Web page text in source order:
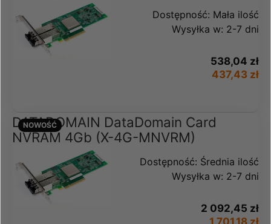
Dostępność: Mała ilość
Wysyłka w: 2-7 dni
538,04 zł
437,43 zł
DATADOMAIN DataDomain Card
NVRAM 4Gb (X-4G-MNVRM)
Dostępność: Średnia ilość
Wysyłka w: 2-7 dni
2 092,45 zł
1 701,18 zł
NOWOŚĆ